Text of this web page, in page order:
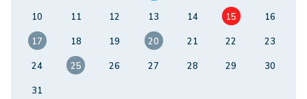
10
11 12 13 14 15
16
17
18 19 20 21 22
23
24
25 26 27 28 29
30
31